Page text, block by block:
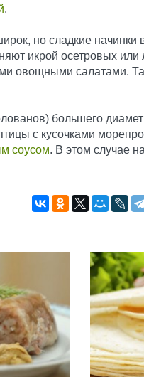
.
но сладкие
икрой осетровых
овощными салатами.
большего
с кусочками
соусом. В этом случае